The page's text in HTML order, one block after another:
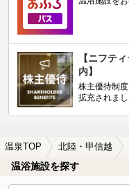
【ニフテ
内】
株主優待制
拡充されまし
温泉TOP 北陸・甲信越
温浴施設を探す